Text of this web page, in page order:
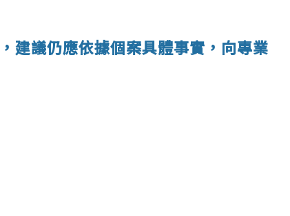
建議仍應依據個案具體事實，向專業